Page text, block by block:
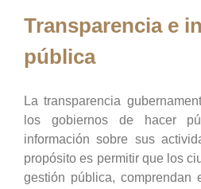
Transparencia e
pública
La transparencia
los gobiernos de hacer
información sobre sus
propósito es permitir que los
gestión pública, comprendan